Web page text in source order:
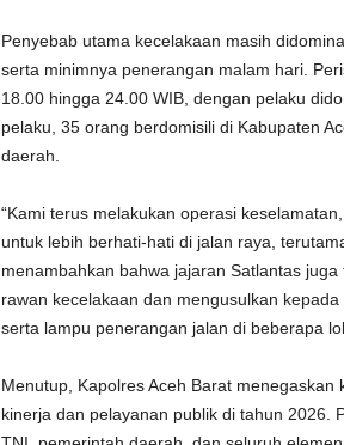
Penyebab utama kecelakaan masih
serta minimnya penerangan malam hari.
18.00 hingga 24.00 WIB, dengan pelaku
pelaku, 35 orang berdomisili di Kabupaten
daerah.
“Kami terus melakukan operasi
untuk lebih berhati-hati di jalan raya,
menambahkan bahwa jajaran Satlantas
rawan kecelakaan dan mengusulkan
serta lampu penerangan jalan di beberapa
Menutup, Kapolres Aceh Barat
kinerja dan pelayanan publik di tahun 2026.